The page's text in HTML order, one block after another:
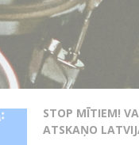
STOP MĪTIEM!
ATSKAŅO